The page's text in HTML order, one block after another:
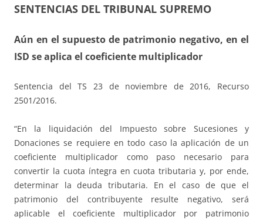
SENTENCIAS DEL TRIBUNAL SUPREMO
Aún en el supuesto de patrimonio negativo, en el
ISD se aplica el coeficiente multiplicador
Sentencia del TS 23 de noviembre de 2016, Recurso
2501/2016.
“En la liquidación del Impuesto sobre Sucesiones y
Donaciones se requiere en todo caso la aplicación de un
coeficiente multiplicador como paso necesario para
convertir la cuota íntegra en cuota tributaria y, por ende,
determinar la deuda tributaria. En el caso de que el
patrimonio del contribuyente resulte negativo, será
aplicable el coeficiente multiplicador por patrimonio